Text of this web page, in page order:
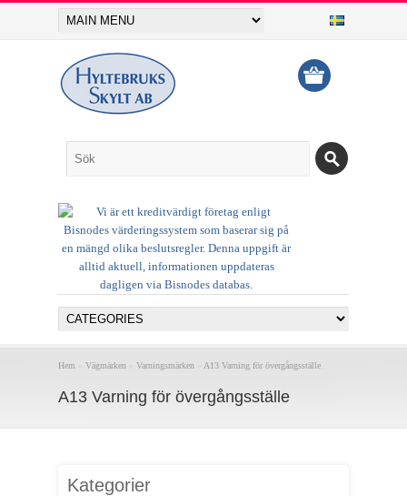
Hem Vägmärken Varningsmärken A13 Varning för övergångsställe
A13 Varning för övergångsställe
Kategorier